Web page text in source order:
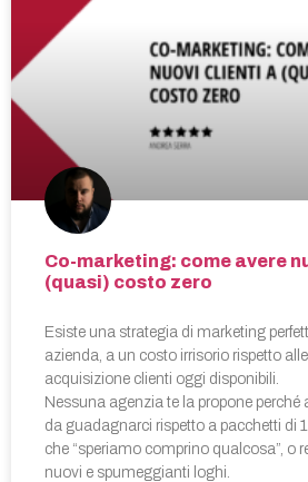
Co-marketing: come avere
(quasi) costo zero
Esiste una strategia di marketing
azienda, a un costo irrisorio rispetto
acquisizione clienti oggi disponibili.
Nessuna agenzia te la propone perché
da guadagnarci rispetto a pacchetti di
che “speriamo comprino qualcosa”, o
nuovi e spumeggianti loghi.